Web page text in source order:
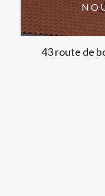
43 route de